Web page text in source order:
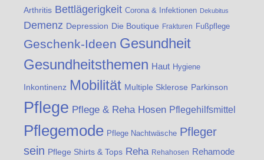
Arthritis Bettlägerigkeit Corona & Infektionen Dekubitus
Demenz Depression Die Boutique Frakturen Fußpflege
Geschenk-Ideen Gesundheit
Gesundheitsthemen Haut Hygiene
Inkontinenz Mobilität Multiple Sklerose Parkinson
Pflege Pflege & Reha Hosen Pflegehilfsmittel
Pflegemode Pflege Nachtwäsche Pfleger
sein Pflege Shirts & Tops Reha Rehahosen Rehamode